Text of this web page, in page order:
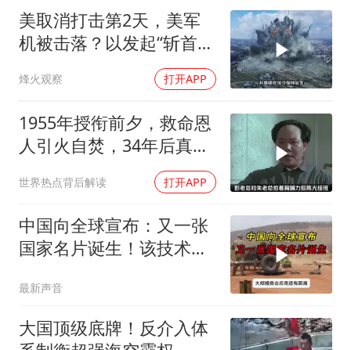
美取消打击第2天，美军
机被击落？以发起“斩首行
烽火观察 打开APP
1955年授衔前夕，救命恩
人引火自焚，34年后真相
世界热点背后解读 打开APP
中国向全球宣布：又一张
国家名片诞生！该技术全
最新声音
大国顶级底牌！反介入体